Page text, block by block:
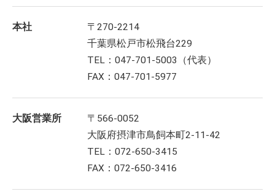
本社
〒270-2214
千葉県松戸市松飛台229
TEL：047-701-5003（代表）
FAX：047-701-5977
大阪営業所
〒566-0052
大阪府摂津市鳥飼本町2-11-42
TEL：072-650-3415
FAX：072-650-3416